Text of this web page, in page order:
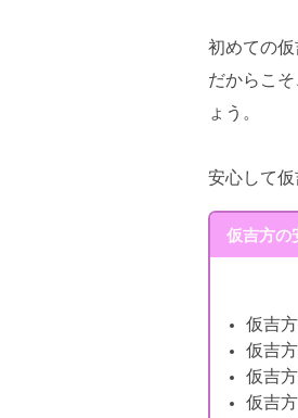
初めての仮
だからこ
ょう。
安心して
仮吉方の
仮吉
仮吉
仮吉
仮吉